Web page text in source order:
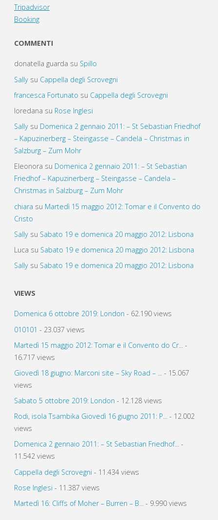
Tripadvisor
Booking
COMMENTI
donatella guarda su Spillo
Sallysu Cappella degli Scrovegni
francesca Fortunato su Cappella degli Scrovegni
loredana su Rose Inglesi
Sallysu Domenica 2 gennaio 2011: – St Sebastian Friedhof
– Kapuzinerberg – Steingasse – Candela – Christmas in
Salzburg – Zum Mohr
Eleonora su Domenica 2 gennaio 2011: – St Sebastian
Friedhof – Kapuzinerberg – Steingasse – Candela –
Christmas in Salzburg – Zum Mohr
chiara su Martedì 15 maggio 2012: Tomar e il Convento do
Cristo
Sallysu Sabato 19 e domenica 20 maggio 2012: Lisbona
Luca su Sabato 19 e domenica 20 maggio 2012: Lisbona
Sallysu Sabato 19 e domenica 20 maggio 2012: Lisbona
VIEWS
Domenica 6 ottobre 2019: London - 62.190 views
010101 - 23.037 views
Martedì 15 maggio 2012: Tomar e il Convento do Cr...
-
16.717 views
Giovedì 18 giugno: Marconi site – Sky Road – ...- 15.067
views
Sabato 5 ottobre 2019: London - 12.128 views
Rodi, isola Tsambika Giovedì 16 giugno 2011: P...- 12.002
views
Domenica 2 gennaio 2011: – St Sebastian Friedhof...-
11.542 views
Cappella degli Scrovegni - 11.434 views
Rose Inglesi - 11.387 views
Martedì 16: Cliffs of Moher – Burren – B...- 9.990 views